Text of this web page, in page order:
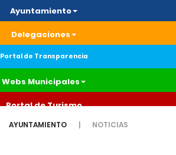
Ayuntamiento
Delegaciones
Portal de Transparencia
Webs Municipales
Portal de Turismo
AYUNTAMIENTO NOTICIAS